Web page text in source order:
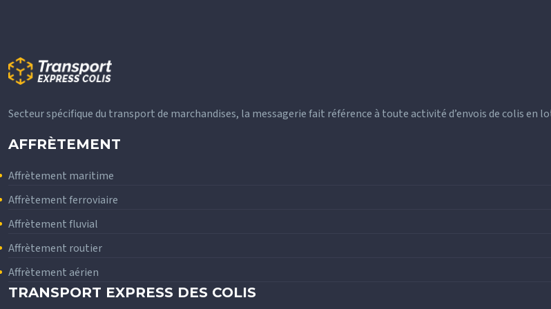
Secteur spécifique du transport de marchandises, la messagerie fait référence à toute activité d’envois de colis en
AFFRÈTEMENT
Affrètement maritime
Affrètement ferroviaire
Affrètement fluvial
Affrètement routier
Affrètement aérien
TRANSPORT EXPRESS DES COLIS